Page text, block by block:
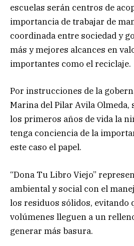
escuelas serán centros de
importancia de trabajar de
coordinada entre sociedad y
más y mejores alcances en
importantes como el reciclaje.
Por instrucciones de la
Marina del Pilar Avila Olmeda,
los primeros años de vida la
tenga conciencia de la
este caso el papel.
“Dona Tu Libro Viejo”
ambiental y social con el
los residuos sólidos, evitando
volúmenes lleguen a un
generar más basura.